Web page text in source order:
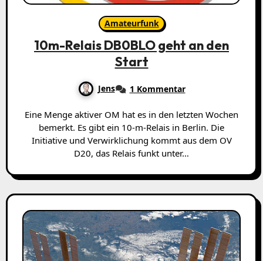
Amateurfunk
10m-Relais DB0BLO geht an den
Start
Jens 1 Kommentar
Eine Menge aktiver OM hat es in den letzten Wochen
bemerkt. Es gibt ein 10-m-Relais in Berlin. Die
Initiative und Verwirklichung kommt aus dem OV
D20, das Relais funkt unter…